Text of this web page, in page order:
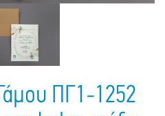
ΠΓ1-1252